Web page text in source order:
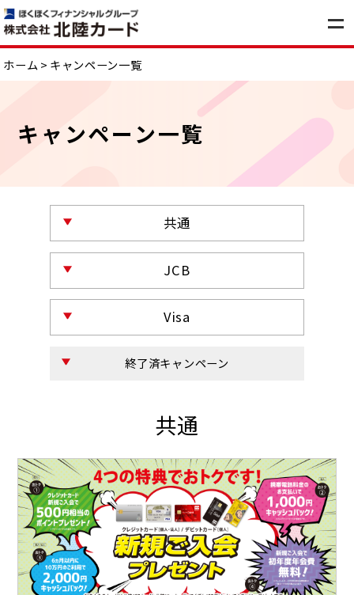
ホーム キャンペーン一覧
キャンペーン一覧
共通
JCB
Visa
終了済キャンペーン
共通